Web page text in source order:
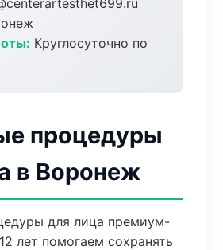
Круглосуточно по
процедуры
в Воронеж
для лица премиум-
лет помогаем сохранять